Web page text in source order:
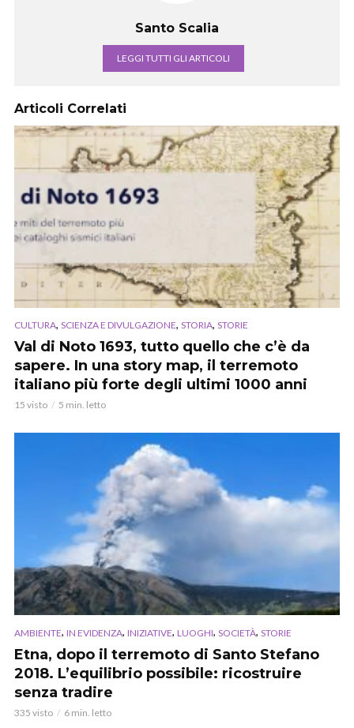
Santo Scalia
LEGGI TUTTI GLI ARTICOLI
Articoli Correlati
CULTURA, SCIENZA E DIVULGAZIONE, STORIA, STORIE
Val di Noto 1693, tutto quello che c’è da
sapere. In una story map, il terremoto
italiano più forte degli ultimi 1000 anni
15 visto 5 min. letto
AMBIENTE, IN EVIDENZA, INIZIATIVE, LUOGHI, SOCIETÀ, STORIE
Etna, dopo il terremoto di Santo Stefano
2018. L’equilibrio possibile: ricostruire
senza tradire
335 visto 6 min. letto